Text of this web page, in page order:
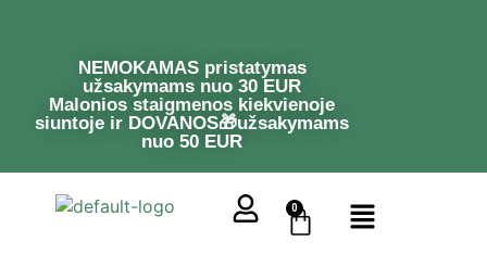
NEMOKAMAS pristatymas
užsakymams nuo 30 EUR
Malonios staigmenos kiekvienoje
siuntoje ir DOVANOS🎁užsakymams
nuo 50 EUR
0